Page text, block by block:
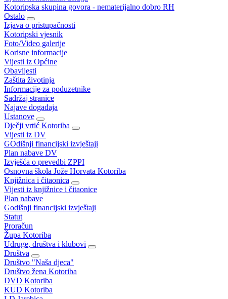
Kotoripska skupina govora - nematerijalno dobro RH
Ostalo
Izjava o pristupačnosti
Kotoripski vjesnik
Foto/Video galerije
Korisne informacije
Vijesti iz Općine
Obavijesti
Zaštita životinja
Informacije za poduzetnike
Sadržaj stranice
Najave događaja
Ustanove
Dječji vrtić Kotoriba
Vijesti iz DV
GOdišnji financijski izvještaji
Plan nabave DV
Izvješća o prevedbi ZPPI
Osnovna škola Jože Horvata Kotoriba
Knjižnica i čitaonica
Vijesti iz knjižnice i čitaonice
Plan nabave
Godišnji financijski izvještaji
Statut
Proračun
Župa Kotoriba
Udruge, društva i klubovi
Društva
Društvo "Naša djeca"
Društvo žena Kotoriba
DVD Kotoriba
KUD Kotoriba